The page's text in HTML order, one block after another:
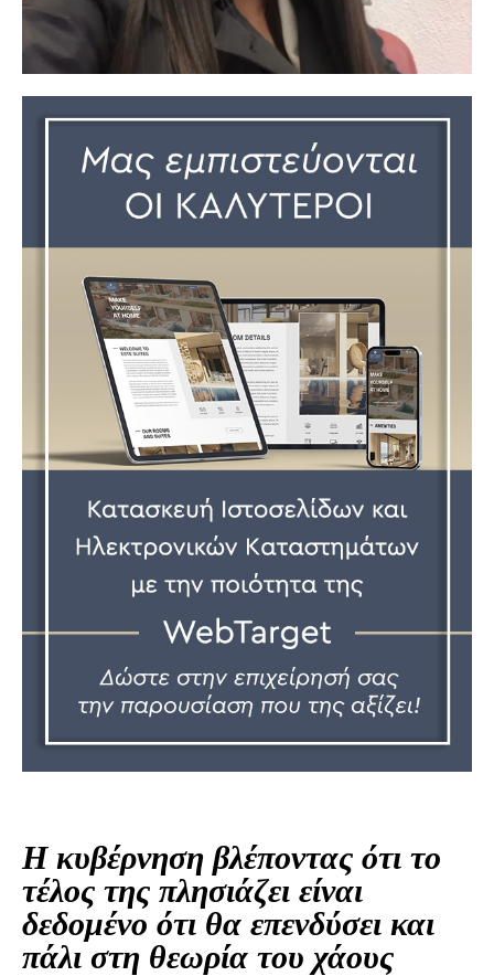
Η κυβέρνηση βλέποντας ότι το
τέλος της πλησιάζει είναι
δεδομένο ότι θα επενδύσει και
πάλι στη θεωρία του χάους